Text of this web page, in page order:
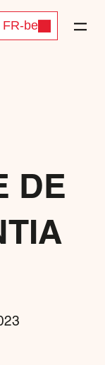
FR-be
DE